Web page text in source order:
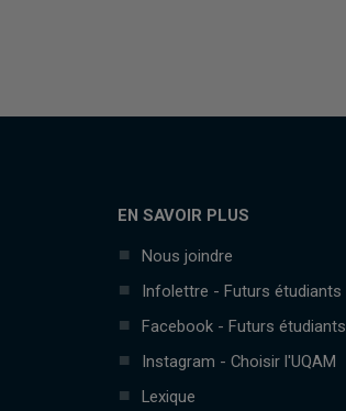
EN SAVOIR PLUS
Nous joindre
Infolettre - Futurs étudiants
Facebook - Futurs étudiants
Instagram - Choisir l'UQAM
Lexique